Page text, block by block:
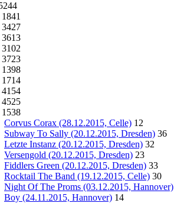
1841
3427
3613
3102
3723
1398
1714
4154
4525
1538
Corvus Corax (28.12.2015, Celle) 12
Subway To Sally (20.12.2015, Dresden) 36
Letzte Instanz (20.12.2015, Dresden) 32
Versengold (20.12.2015, Dresden) 23
Fiddlers Green (20.12.2015, Dresden) 33
Rocktail The Band (19.12.2015, Celle) 30
Night Of The Proms (03.12.2015, Hannover)
Boy (24.11.2015, Hannover) 14